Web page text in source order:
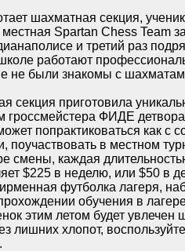
шахматная секция,
Spartan Chess Team
и третий раз
работают
не были знакомы с
секция приготовила
гроссмейстера ФИДЕ детвора
попрактиковаться как с
в местном
смены, каждая
$225 в неделю, или $50 в
футболка лагеря,
обучения в
этим летом будет увлечен
лишних хлопот,